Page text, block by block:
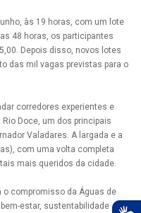
às 19 horas, com um lote
48 horas, os participantes
Depois disso, novos lotes
das mil vagas previstas para o
corredores experientes e
Doce, um dos principais
Valadares. A largada e a
com uma volta completa
mais queridos da cidade.
o compromisso da Águas de
estar, sustentabilidade e